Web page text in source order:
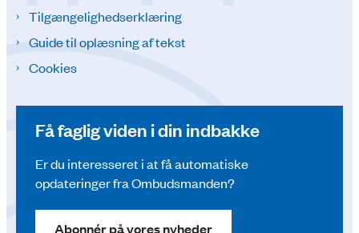
Tilgængelighedserklæring
Guide til oplæsning af tekst
Cookies
Få faglig viden i din indbakke
Er du interesseret i at få automatiske
opdateringer fra Ombudsmanden?
Abonnér på vores nyheder